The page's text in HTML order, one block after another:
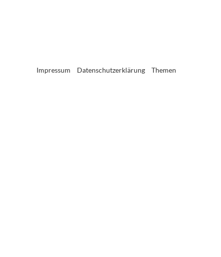
Impressum Datenschutzerklärung Themen